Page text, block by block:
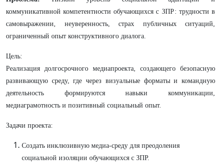
коммуникативной компетентности обучающихся с ЗПР: трудности в
самовыражении, неуверенность, страх публичных ситуаций,
ограниченный опыт конструктивного диалога.
Цель:
Реализация долгосрочного медиапроекта, создающего безопасную
развивающую среду, где через визуальные форматы и командную
деятельность формируются навыки коммуникации,
медиаграмотность и позитивный социальный опыт.
Задачи проекта:
Создать инклюзивную медиа-среду для преодоления
социальной изоляции обучающихся с ЗПР.